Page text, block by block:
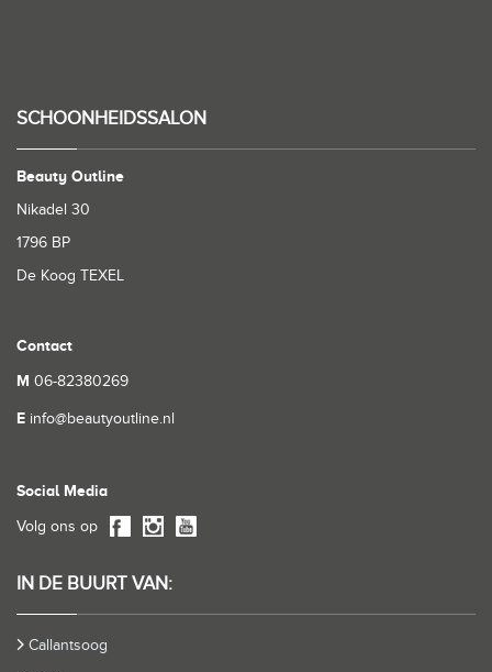
SCHOONHEIDSSALON
Beauty Outline
Nikadel 30
1796 BP
De Koog TEXEL
Contact
M 06-82380269
E info@beautyoutline.nl
Social Media
Volg ons op
IN DE BUURT VAN:
Callantsoog